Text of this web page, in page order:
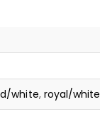
white, royal/white